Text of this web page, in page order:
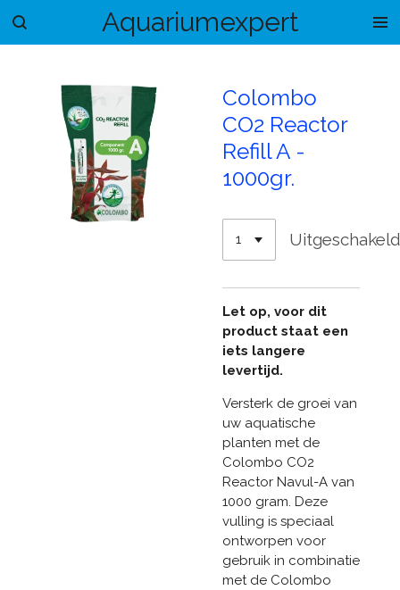
Ga
hoofdinhoud
Aquariumexpert
Colombo
CO2 Reactor
Refill A -
1000gr.
Let op, voor dit
product staat een
iets langere
levertijd.
Versterk de groei van
uw aquatische
planten met de
Colombo CO2
Reactor Navul-A van
1000 gram. Deze
vulling is speciaal
ontworpen voor
gebruik in combinatie
met de Colombo